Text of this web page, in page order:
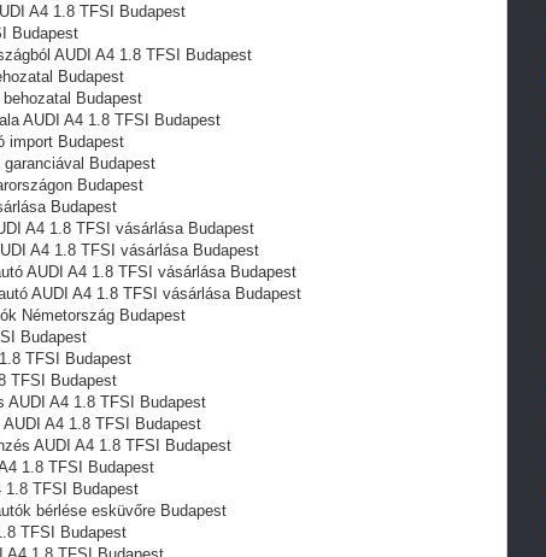
A4 1.8 TFSI Budapest
Budapest
AUDI A4 1.8 TFSI Budapest
Budapest
Budapest
AUDI A4 1.8 TFSI Budapest
import Budapest
Budapest
Budapest
Budapest
A4 1.8 TFSI vásárlása Budapest
A4 1.8 TFSI vásárlása Budapest
AUDI A4 1.8 TFSI vásárlása Budapest
AUDI A4 1.8 TFSI vásárlása Budapest
Németország Budapest
Budapest
TFSI Budapest
TFSI Budapest
AUDI A4 1.8 TFSI Budapest
A4 1.8 TFSI Budapest
AUDI A4 1.8 TFSI Budapest
1.8 TFSI Budapest
1.8 TFSI Budapest
bérlése esküvőre Budapest
TFSI Budapest